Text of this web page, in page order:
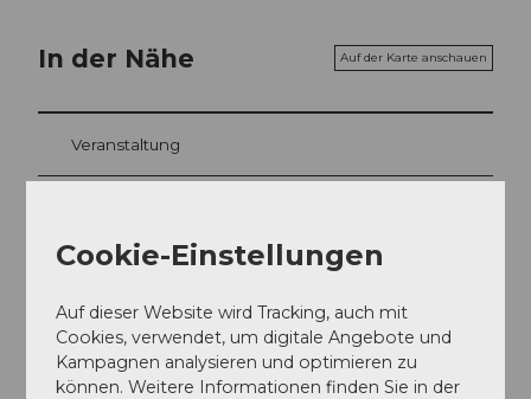
In der Nähe Auf der Karte anschauen
Veranstaltung
Touren
Kontaktdaten
Cookie-Einstellungen
Auf dieser Website wird Tracking, auch mit
Cookies, verwendet, um digitale Angebote und
Kampagnen analysieren und optimieren zu
können. Weitere Informationen finden Sie in der